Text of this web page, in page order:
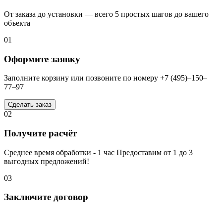
От заказа до установки — всего 5 простых шагов до вашего
объекта
01
Оформите заявку
Заполните корзину или позвоните по номеру +7 (495)–150–
77–97
Сделать заказ
02
Получите расчёт
Среднее время обработки - 1 час Предоставим от 1 до 3
выгодных предложений!
03
Заключите договор